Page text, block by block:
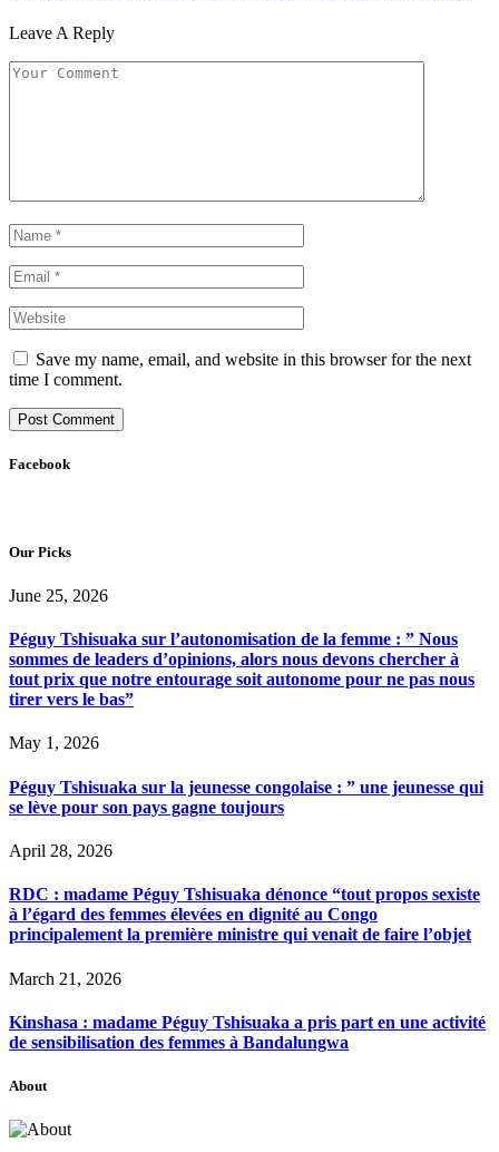
Leave A Reply
Save my name, email, and website in this browser for the next
time I comment.
Facebook
Our Picks
June 25, 2026
Péguy Tshisuaka sur l’autonomisation de la femme : ” Nous
sommes de leaders d’opinions, alors nous devons chercher à
tout prix que notre entourage soit autonome pour ne pas nous
tirer vers le bas”
May 1, 2026
Péguy Tshisuaka sur la jeunesse congolaise : ” une jeunesse qui
se lève pour son pays gagne toujours
April 28, 2026
RDC : madame Péguy Tshisuaka dénonce “tout propos sexiste
à l’égard des femmes élevées en dignité au Congo
principalement la première ministre qui venait de faire l’objet
March 21, 2026
Kinshasa : madame Péguy Tshisuaka a pris part en une activité
de sensibilisation des femmes à Bandalungwa
About